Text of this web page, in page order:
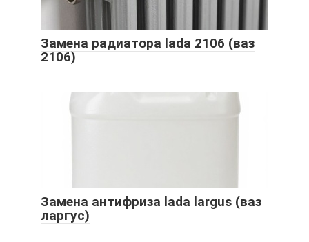
Замена радиатора lada 2106 (ваз
2106)
Замена антифриза lada largus (ваз
ларгус)